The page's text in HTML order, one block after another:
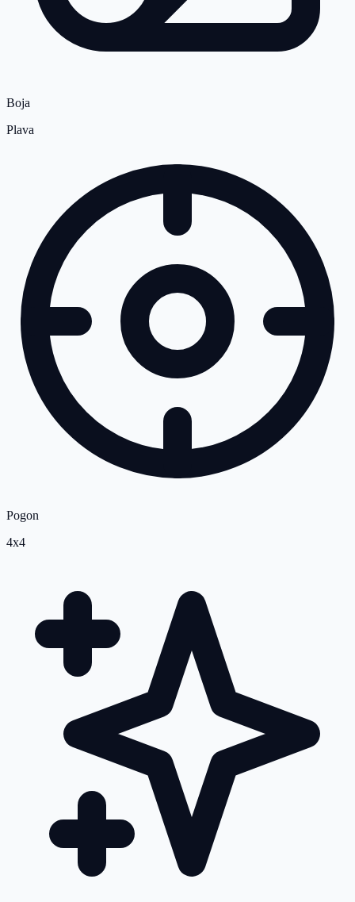
Boja
Plava
Pogon
4x4